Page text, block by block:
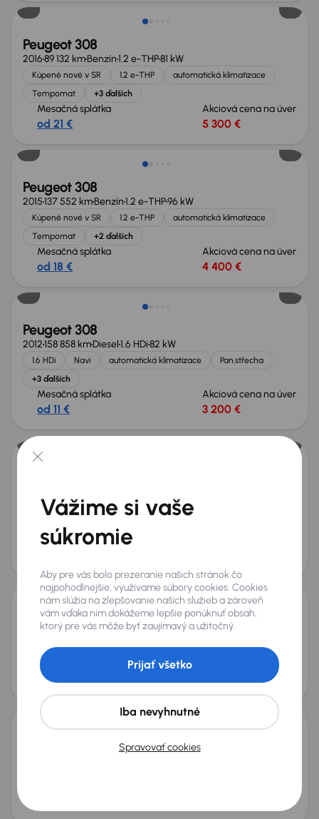
Peugeot 308
201689 132 kmBenzín1.2 e-THP81 kW
Kúpené nové v SR 1.2 e-THP
automatická klimatizace
Tempomat
+3 ďalších
Mesačná splátka
od 21 €
Akciová cena na úver
5 300 €
Peugeot 308
2015137 552 kmBenzín1.2 e-THP96 kW
Kúpené nové v SR 1.2 e-THP
automatická klimatizace
Tempomat
+2 ďalších
Mesačná splátka
od 18 €
Akciová cena na úver
4 400 €
Peugeot 308
2012158 858 kmDiesel1.6 HDi82 kW
1.6 HDi Navi automatická klimatizace
Pan.střecha
+3 ďalších
Mesačná splátka
od 11 €
Akciová cena na úver
3 200 €
1.6 HDi 7 Miest
automatická klimatizace
Parkovacie senzory
Mesačná splátka
Peugeot 308
157 093 km 1.6 VTi 88 kW
1.6 VTi
Mesačná splátka
od 8 €
Akciová cena na úver
2 100 €
Vážime si vaše
súkromie
Aby pre vás bolo prezeranie našich stránok čo
najpohodlnejšie, využívame súbory cookies. Cookies
nám slúžia na zlepšovanie našich služieb a zároveň
vám vďaka nim dokážeme lepšie ponúknuť obsah,
ktorý pre vás môže byť zaujímavý a užitočný.
Spravovať cookies
Iba nevyhnutné
Prijať všetko